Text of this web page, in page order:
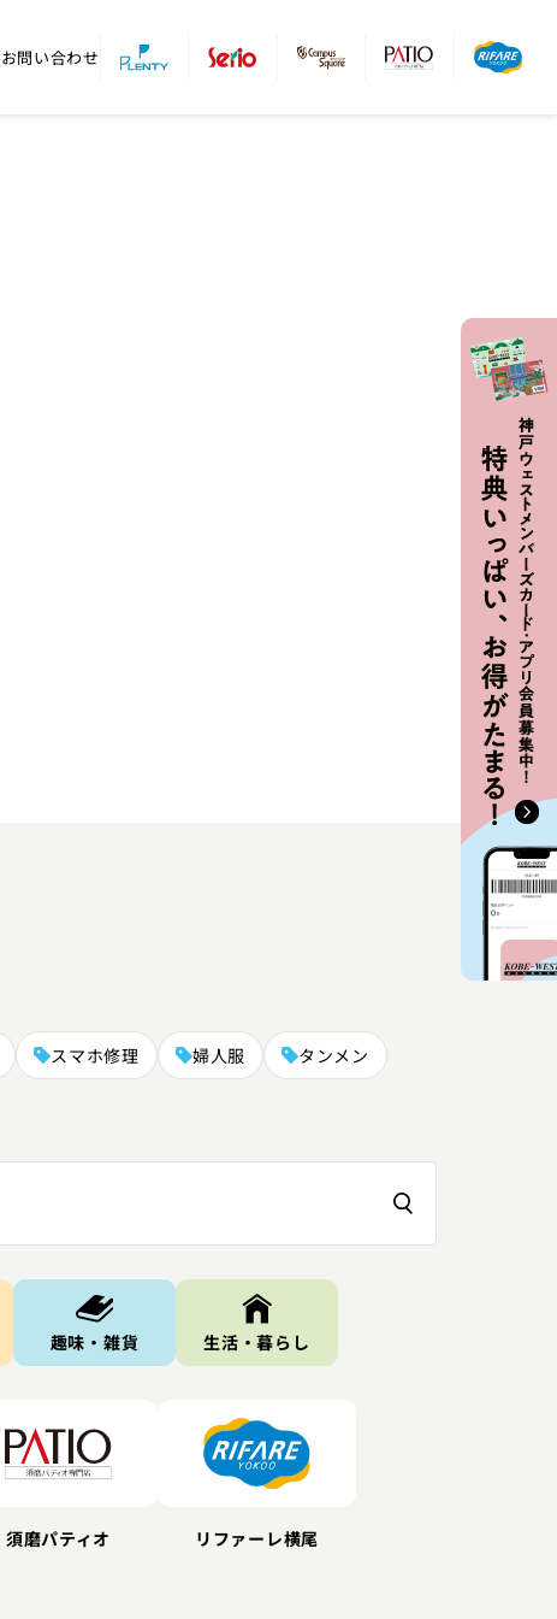
お問い合わせ
スマホ修理 婦人服
タンメン
趣味・雑貨 生活・暮らし
須磨パティオ リファーレ横尾